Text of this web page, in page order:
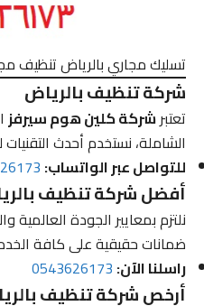
تسليك مجاري بالرياض تنظيف
شركة تنظيف بالرياض
تعتبرشركة كلين هوم سيرفز
الشاملة، نستخدم أحدث التقنيات
للتواصل عبر الواتساب:
أفضل شركة تنظيف
نلتزم بمعايير الجودة العالمية
ضمانات حقيقية على كافة
راسلنا الآن:0543626173
أرخص شركة تنظيف